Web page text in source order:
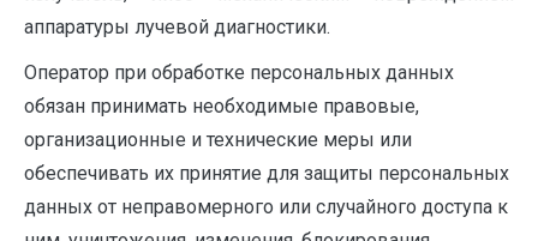
аппаратуры лучевой диагностики.
Оператор при обработке персональных данных
обязан принимать необходимые правовые,
организационные и технические меры или
обеспечивать их принятие для защиты персональных
данных от неправомерного или случайного доступа к